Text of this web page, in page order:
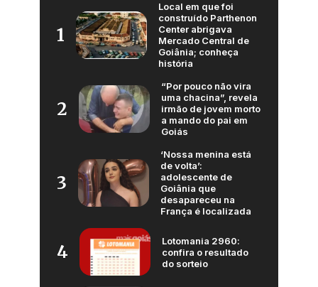
1
Local em que foi
construído Parthenon
Center abrigava
Mercado Central de
Goiânia; conheça
história
2
“Por pouco não vira
uma chacina”, revela
irmão de jovem morto
a mando do pai em
Goiás
3
‘Nossa menina está
de volta’:
adolescente de
Goiânia que
desapareceu na
França é localizada
4
Lotomania 2960:
confira o resultado
do sorteio